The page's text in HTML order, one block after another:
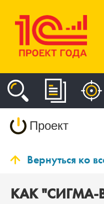
Проект
Вернуться ко
КАК "СИГМА-